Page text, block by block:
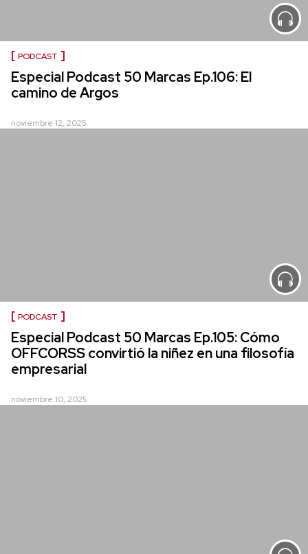
PODCAST
Especial Podcast 50 Marcas Ep.106: El
camino de Argos
noviembre 12, 2025
PODCAST
Especial Podcast 50 Marcas Ep.105: Cómo
OFFCORSS convirtió la niñez en una filosofía
empresarial
noviembre 10, 2025